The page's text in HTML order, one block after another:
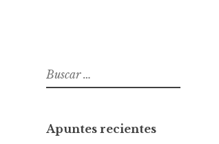
B
u
a
Apuntes recientes